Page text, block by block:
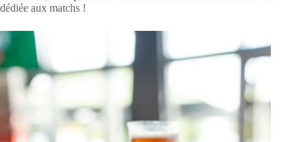
dédiée aux matchs !